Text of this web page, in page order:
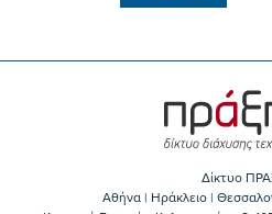
Δίκτυο
Αθήνα | Ηράκλειο |